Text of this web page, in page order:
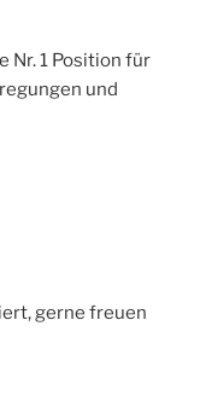
Nr. 1 Position für
und
gerne freuen